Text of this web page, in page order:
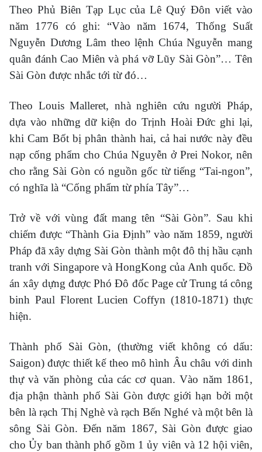
Theo Phủ Biên Tạp Lục của Lê Quý Đôn viết vào
năm 1776 có ghi: “Vào năm 1674, Thống Suất
Nguyễn Dương Lâm theo lệnh Chúa Nguyễn mang
quân đánh Cao Miên và phá vỡ Lũy Sài Gòn”… Tên
Sài Gòn được nhắc tới từ đó…
Theo Louis Malleret, nhà nghiên cứu người Pháp,
dựa vào những dữ kiện do Trịnh Hoài Đức ghi lại,
khi Cam Bốt bị phân thành hai, cả hai nước này đều
nạp cống phẩm cho Chúa Nguyễn ở Prei Nokor, nên
cho rằng Sài Gòn có nguồn gốc từ tiếng “Tai-ngon”,
có nghĩa là “Cống phẩm từ phía Tây”…
Trở về với vùng đất mang tên “Sài Gòn”. Sau khi
chiếm được “Thành Gia Định” vào năm 1859, người
Pháp đã xây dựng Sài Gòn thành một đô thị hầu cạnh
tranh với Singapore và HongKong của Anh quốc. Đồ
án xây dựng được Phó Đô đốc Page cử Trung tá công
binh Paul Florent Lucien Coffyn (1810-1871) thực
hiện.
Thành phố Sài Gòn, (thường viết không có dấu:
Saigon) được thiết kế theo mô hình Âu châu với dinh
thự và văn phòng của các cơ quan. Vào năm 1861,
địa phận thành phố Sài Gòn được giới hạn bởi một
bên là rạch Thị Nghè và rạch Bến Nghé và một bên là
sông Sài Gòn. Đến năm 1867, Sài Gòn được giao
cho Ủy ban thành phố gồm 1 ủy viên và 12 hội viên,